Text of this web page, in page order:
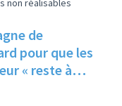
non réalisables
de
pour que les
« reste à